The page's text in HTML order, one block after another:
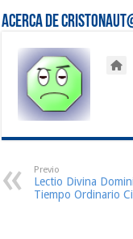
Acerca de
Previo
Lectio Divina
Tiempo Ordinario